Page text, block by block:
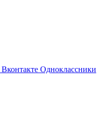
Вконтакте Одноклассники